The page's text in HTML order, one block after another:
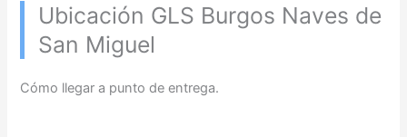
Ubicación GLS Burgos Naves de
San Miguel
Cómo llegar a punto de entrega.